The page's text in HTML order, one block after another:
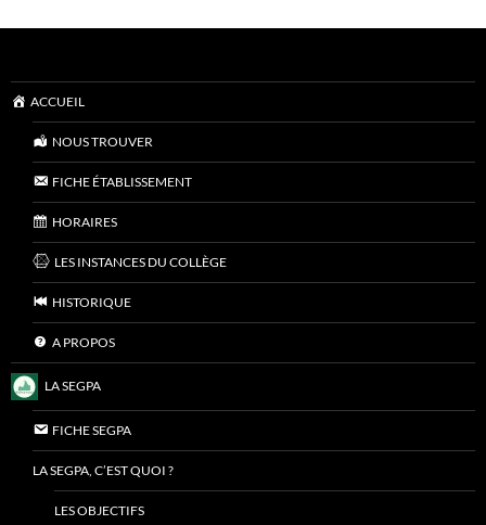
ACCUEIL
NOUS TROUVER
FICHE ÉTABLISSEMENT
HORAIRES
LES INSTANCES DU COLLÈGE
HISTORIQUE
A PROPOS
LA SEGPA
FICHE SEGPA
LA SEGPA, C’EST QUOI ?
LES OBJECTIFS